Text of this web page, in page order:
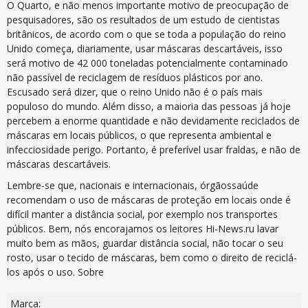
O Quarto, e não menos importante motivo de preocupação de
pesquisadores, são os resultados de um estudo de cientistas
britânicos, de acordo com o que se toda a população do reino
Unido começa, diariamente, usar máscaras descartáveis, isso
será motivo de 42 000 toneladas potencialmente contaminado
não passível de reciclagem de resíduos plásticos por ano.
Escusado será dizer, que o reino Unido não é o país mais
populoso do mundo. Além disso, a maioria das pessoas já hoje
percebem a enorme quantidade e não devidamente reciclados de
máscaras em locais públicos, o que representa ambiental e
infecciosidade perigo. Portanto, é preferível usar fraldas, e não de
máscaras descartáveis.
Lembre-se que, nacionais e internacionais, órgãossaúde
recomendam o uso de máscaras de proteção em locais onde é
difícil manter a distância social, por exemplo nos transportes
públicos. Bem, nós encorajamos os leitores Hi-News.ru lavar
muito bem as mãos, guardar distância social, não tocar o seu
rosto, usar o tecido de máscaras, bem como o direito de reciclá-
los após o uso. Sobre
Marca: